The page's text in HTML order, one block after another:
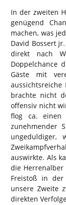
In der zweiten
genügend
machen, was
David Bossert
direkt nach
Doppelchance
Gäste mit
aussichtsreiche
brachte nicht
offensiv nicht
flog ca. einen
zunehmender
ungeduldiger,
auswirkte. Als
die Herrenalber
Freistoß in der
unsere Zweite
direkten